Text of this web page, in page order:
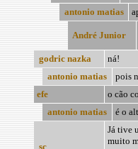
antonio matias
André Junior
godric nazka ná!
antonio matias
pois
efe
o cão
antonio matias
é o
sc
Já tive
muito